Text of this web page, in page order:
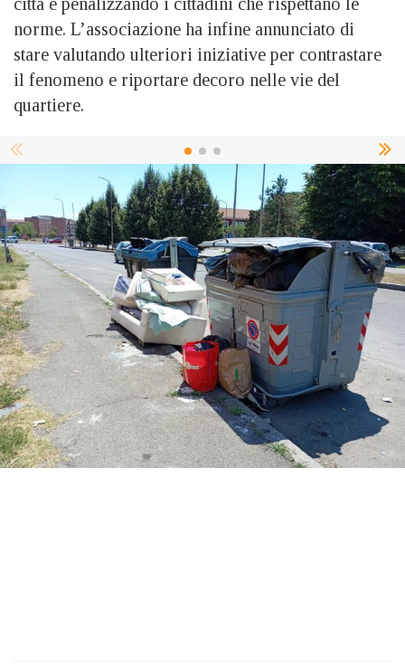
norme. L’associazione ha infine annunciato di
stare valutando ulteriori iniziative per contrastare
il fenomeno e riportare decoro nelle vie del
quartiere.